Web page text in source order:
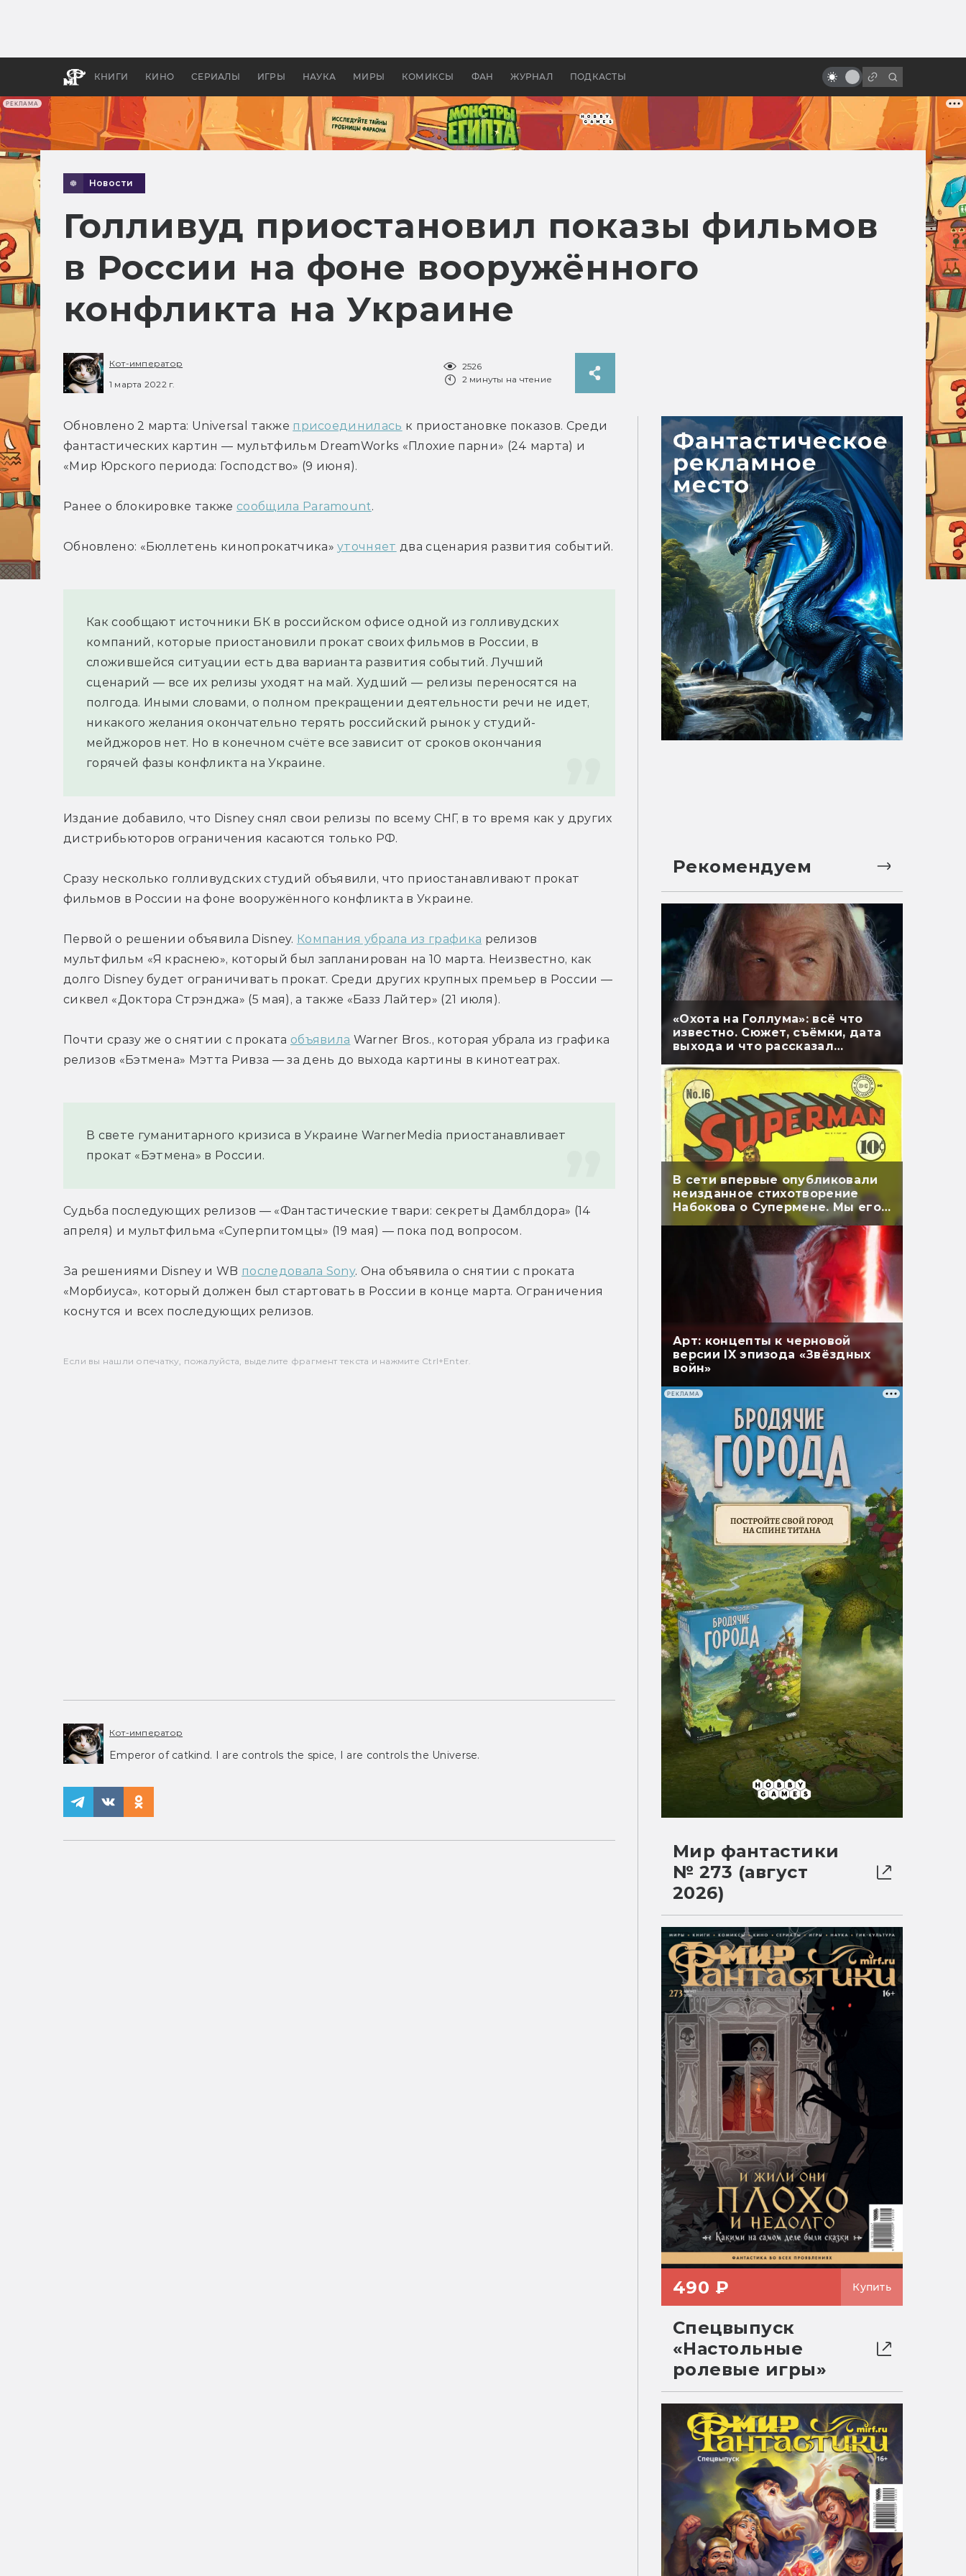
РЕКЛАМА
КНИГИ КИНО СЕРИАЛЫ ИГРЫ НАУКА МИРЫ КОМИКСЫ ФАН ЖУРНАЛ ПОДКАСТЫ
апокалипсис, в России —
бы «Властелина колец»
«Чёрная дыра»
Новости
Голливуд приостановил показы фильмов
в России на фоне вооружённого
конфликта на Украине
Кот-император
1 марта 2022 г.
2526
2 минуты на чтение
Обновлено 2 марта: Universal также присоединилась к приостановке показов. Среди
фантастических картин — мультфильм DreamWorks «Плохие парни» (24 марта) и
«Мир Юрского периода: Господство» (9 июня).
Ранее о блокировке также сообщила Paramount.
Обновлено: «Бюллетень кинопрокатчика» уточняет два сценария развития событий.
Как сообщают источники БК в российском офисе одной из голливудских
компаний, которые приостановили прокат своих фильмов в России, в
сложившейся ситуации есть два варианта развития событий. Лучший
сценарий — все их релизы уходят на май. Худший — релизы переносятся на
полгода. Иными словами, о полном прекращении деятельности речи не идет,
никакого желания окончательно терять российский рынок у студий-
мейджоров нет. Но в конечном счёте все зависит от сроков окончания
горячей фазы конфликта на Украине.
Издание добавило, что Disney снял свои релизы по всему СНГ, в то время как у других
дистрибьюторов ограничения касаются только РФ.
Сразу несколько голливудских студий объявили, что приостанавливают прокат
фильмов в России на фоне вооружённого конфликта в Украине.
Первой о решении объявила Disney. Компания убрала из графика релизов
мультфильм «Я краснею», который был запланирован на 10 марта. Неизвестно, как
долго Disney будет ограничивать прокат. Среди других крупных премьер в России —
сиквел «Доктора Стрэнджа» (5 мая), а также «Базз Лайтер» (21 июля).
Почти сразу же о снятии с проката объявила Warner Bros., которая убрала из графика
релизов «Бэтмена» Мэтта Ривза — за день до выхода картины в кинотеатрах.
В свете гуманитарного кризиса в Украине WarnerMedia приостанавливает
прокат «Бэтмена» в России.
Судьба последующих релизов — «Фантастические твари: секреты Дамблдора» (14
апреля) и мультфильма «Суперпитомцы» (19 мая) — пока под вопросом.
За решениями Disney и WB последовала Sony. Она объявила о снятии с проката
«Морбиуса», который должен был стартовать в России в конце марта. Ограничения
коснутся и всех последующих релизов.
Если вы нашли опечатку, пожалуйста, выделите фрагмент текста и нажмите Ctrl+Enter.
Кот-император
Emperor of catkind. I are controls the spice, I are controls the Universe.
Рекомендуем
«Охота на Голлума»: всё что
известно. Сюжет, съёмки, дата
выхода и что рассказал
В сети впервые опубликовали
неизданное стихотворение
Набокова о Супермене. Мы его
перевели
Арт: концепты к черновой
версии IX эпизода «Звёздных
войн»
РЕКЛАМА
Мир фантастики
№ 273 (август
2026)
490 ₽ Купить
Спецвыпуск
«Настольные
ролевые игры»